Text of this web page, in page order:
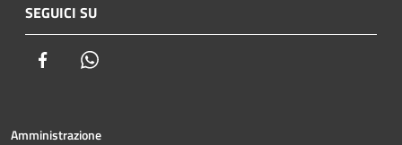
SEGUICI SU
Facebook
Amministrazione